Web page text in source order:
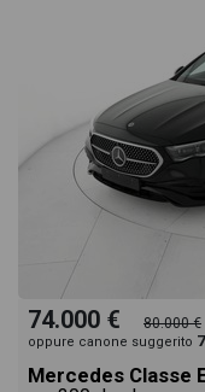
74.000 € 80.000 €
oppure canone suggerito
Mercedes Classe